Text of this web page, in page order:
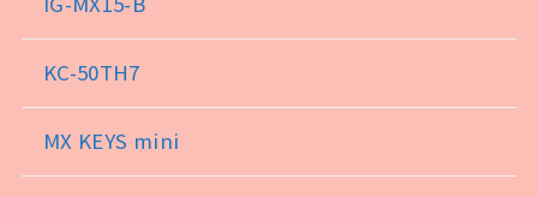
KC-50TH7
MX KEYS mini